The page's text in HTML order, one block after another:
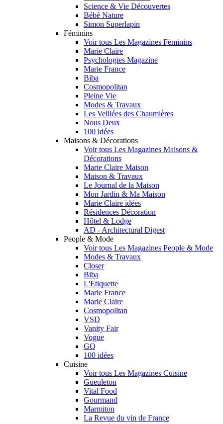
Science & Vie Découvertes
Bébé Nature
Simon Superlapin
Féminins
Voir tous Les Magazines Féminins
Marie Claire
Psychologies Magazine
Marie France
Biba
Cosmopolitan
Pleine Vie
Modes & Travaux
Les Veillées des Chaumières
Nous Deux
100 idées
Maisons & Décorations
Voir tous Les Magazines Maisons &
Décorations
Marie Claire Maison
Maison & Travaux
Le Journal de la Maison
Mon Jardin & Ma Maison
Marie Claire idées
Résidences Décoration
Hôtel & Lodge
AD - Architectural Digest
People & Mode
Voir tous Les Magazines People & Mode
Modes & Travaux
Closer
Biba
L'Etiquette
Marie France
Marie Claire
Cosmopolitan
VSD
Vanity Fair
Vogue
GQ
100 idées
Cuisine
Voir tous Les Magazines Cuisine
Gueuleton
Vital Food
Gourmand
Marmiton
La Revue du vin de France